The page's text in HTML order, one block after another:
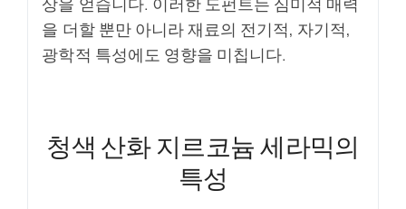
을 더할 뿐만 아니라 재료의 전기적, 자기적,
광학적 특성에도 영향을 미칩니다.
청색 산화 지르코늄 세라믹의
특성